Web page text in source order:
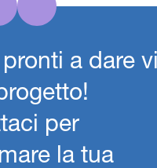
a dare
per
la tua